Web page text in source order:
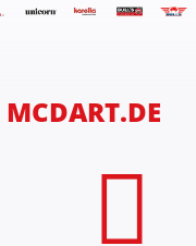
MCDART.DE